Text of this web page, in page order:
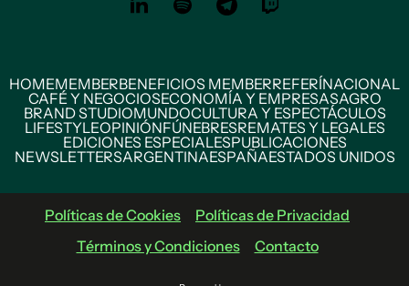
HOMEMEMBERBENEFICIOS MEMBERREFERÍNACIONAL
CAFÉ Y NEGOCIOSECONOMÍA Y EMPRESASAGRO
BRAND STUDIOMUNDOCULTURA Y ESPECTÁCULOS
LIFESTYLEOPINIÓNFÚNEBRESREMATES Y LEGALES
EDICIONES ESPECIALESPUBLICACIONES
NEWSLETTERSARGENTINAESPAÑAESTADOS UNIDOS
Políticas de Cookies
Políticas de Privacidad
Términos y Condiciones
Contacto